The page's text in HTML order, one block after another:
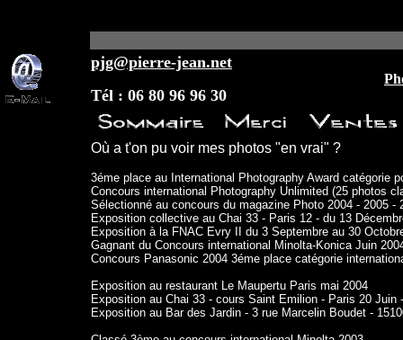
pjg@pierre-jean.net
Tél : 06 80 96 96 30
Où a t'on pu voir mes photos "en vrai" ?
3éme place au International Photography Award catégorie
Concours international Photography Unlimited (25 photos
Sélectionné au concours du magazine Photo 2004 - 2005 -
Exposition collective au Chai 33 - Paris 12 - du 13
Exposition à la FNAC Evry II du 3 Septembre au 30
Gagnant du Concours international Minolta-Konica Juin
Concours Panasonic 2004 3éme place catégorie
Exposition au restaurant Le Maupertu Paris mai 2004
Exposition au Chai 33 - cours Saint Emilion - Paris 20 Juin
Exposition au Bar des Jardin - 3 rue Marcelin Boudet -